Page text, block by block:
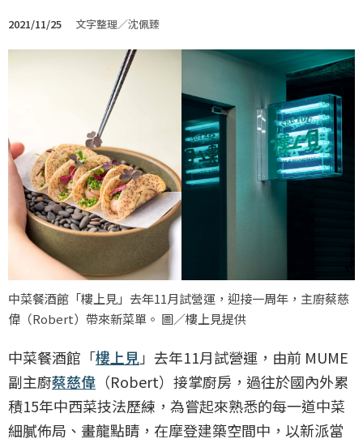
2021/11/25 文字整理／沈佩臻
中菜餐酒館「樓上見」去年11月試營運，迎接一周年，主廚蔡慈
偉（Robert）帶來新菜單。 圖／樓上見提供
中菜餐酒館「樓上見」去年11月試營運，由前 MUME
副主廚蔡慈偉 （Robert）接掌廚房，過往於國內外累
積15年中西菜技法歷練，為嘗起來熟悉的每一道中菜
細膩佈局、畫龍點睛，在摩登建築空間中，以新派當